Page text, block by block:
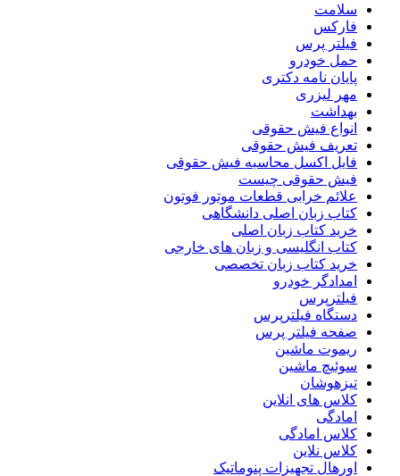
سلامت
فارکس
فیلتر پرس
حمل خودرو
پایان نامه دکتری
مهر لیزری
بهداشت
انواع فیش حقوقی
تعریف فیش حقوقی
فایل اکسل محاسبه فیش حقوقی
فیش حقوقی چیست
علائم خرابی قطعات موتور فوتون
کتاب زبان اصلی دانشگاهی
خرید کتاب زبان اصلی
کتاب انگلیسی و زبان های خارجی
خرید کتاب زبان تخصصی
امدادگر خودرو
فیلترپرس
دستگاه فیلترپرس
صفحه فیلتر پرس
ریموت ماشین
سوئیچ ماشین
تیزهوشان
کلاس های انلاین
امادگی
کلاس امادگی
کلاس نلاین
اورهال تجهیزات پنوماتیک